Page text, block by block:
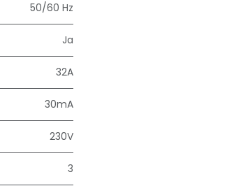
50/60 Hz
Ja
32A
30mA
230V
3